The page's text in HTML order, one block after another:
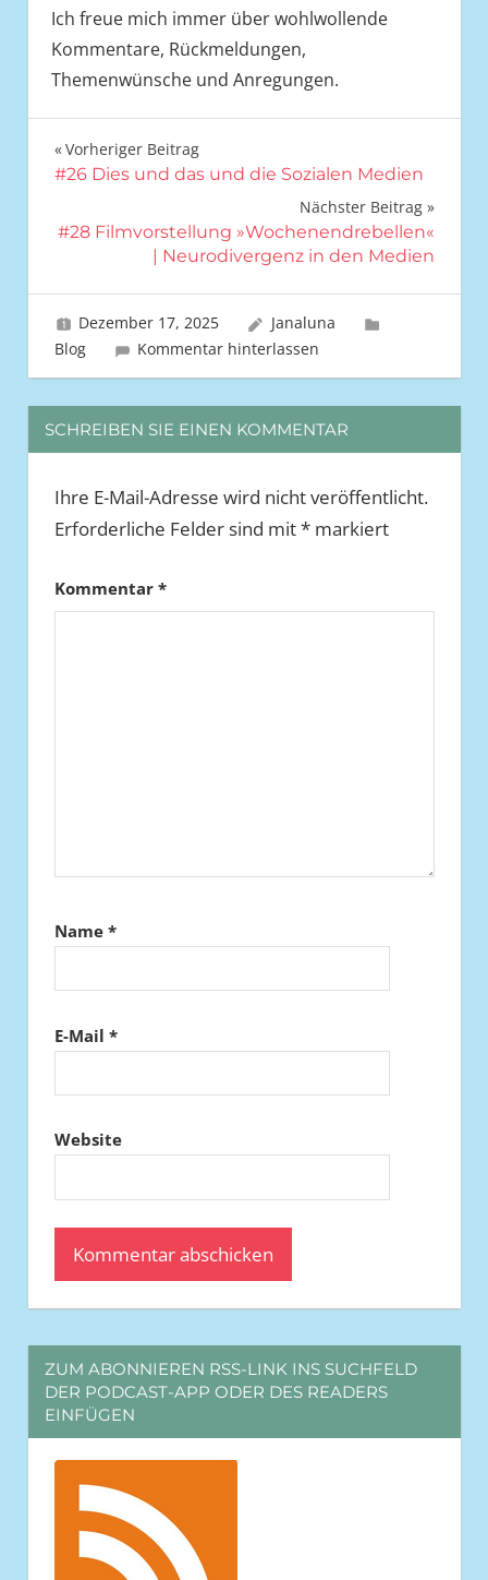
Ich freue mich immer über wohlwollende
Kommentare, Rückmeldungen,
Themenwünsche und Anregungen.
Beitrags-
Navigation
Vorheriger Beitrag
#26 Dies und das und die Sozialen Medien
Nächster Beitrag
#28 Filmvorstellung »Wochenendrebellen«
| Neurodivergenz in den Medien
Dezember 17, 2025
Janaluna
Blog
Kommentar hinterlassen
SCHREIBEN SIE EINEN KOMMENTAR
Ihre E-Mail-Adresse wird nicht veröffentlicht.
Erforderliche Felder sind mit*markiert
Kommentar *
Name *
E-Mail *
Website
ZUM ABONNIEREN RSS-LINK INS SUCHFELD
DER PODCAST-APP ODER DES READERS
EINFÜGEN